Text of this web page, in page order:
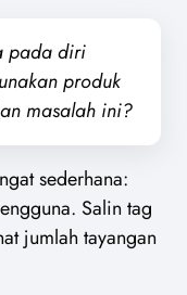
pada diri
produk
masalah ini?
sederhana:
Salin tag
jumlah tayangan